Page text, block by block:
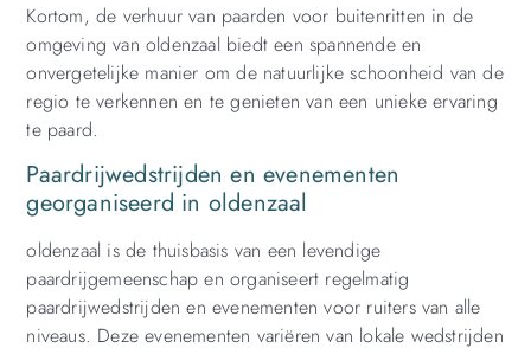
Kortom, de verhuur van paarden voor buitenritten in de
omgeving van oldenzaal biedt een spannende en
onvergetelijke manier om de natuurlijke schoonheid van de
regio te verkennen en te genieten van een unieke ervaring
te paard.
Paardrijwedstrijden en evenementen
georganiseerd in oldenzaal
oldenzaal is de thuisbasis van een levendige
paardrijgemeenschap en organiseert regelmatig
paardrijwedstrijden en evenementen voor ruiters van alle
niveaus. Deze evenementen variëren van lokale wedstrijden